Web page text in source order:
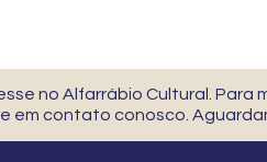
no Alfarrábio Cultural.
em contato conosco.